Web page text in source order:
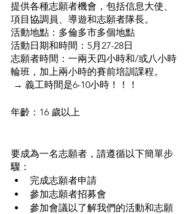
提供各種志願者機會，包括信息大使、
項目協調員、導遊和志願者隊長。
活動地點：多倫多市多個地點
活動日期和時間：5月27-28日
志願者時間：一兩天四小時和/或八小時
輪班，加上兩小時的賽前培訓課程。
→ 義工時間是6-10小時！！！
年齡：16 歲以上
要成為一名志願者，請遵循以下簡單步
驟：
完成志願者申請
參加志願者招募會
參加會議以了解我們的活動和志願